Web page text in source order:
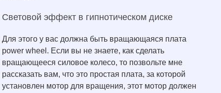
Световой эффект в гипнотическом диске
Для этого у вас должна быть вращающаяся плата
power wheel. Если вы не знаете, как сделать
вращающееся силовое колесо, то позвольте мне
рассказать вам, что это простая плата, за которой
установлен мотор для вращения, этот мотор должен